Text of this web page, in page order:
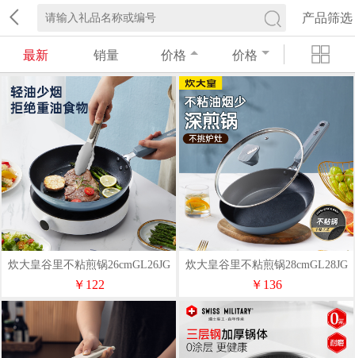
产品筛选
最新 销量 价格 价格
炊大皇谷里不粘煎锅26cmGL26JG
￥122
炊大皇谷里不粘煎锅28cmGL28JG
￥136